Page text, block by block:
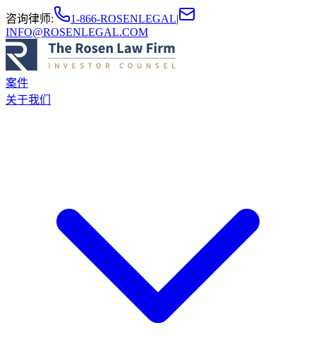
咨询律师: 1-866-ROSENLEGAL|
INFO@ROSENLEGAL.COM
案件
关于我们